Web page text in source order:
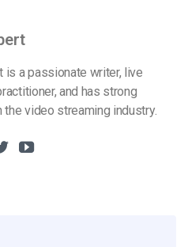
is a passionate writer, live
and has strong
the video streaming industry.